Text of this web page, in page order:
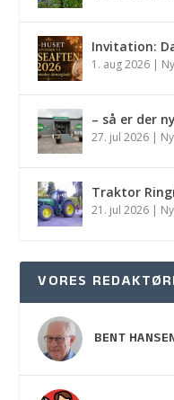
Invitation:
1. aug 2026 |
– så er der
27. jul 2026 |
Traktor
21. jul 2026 |
VORES
BENT